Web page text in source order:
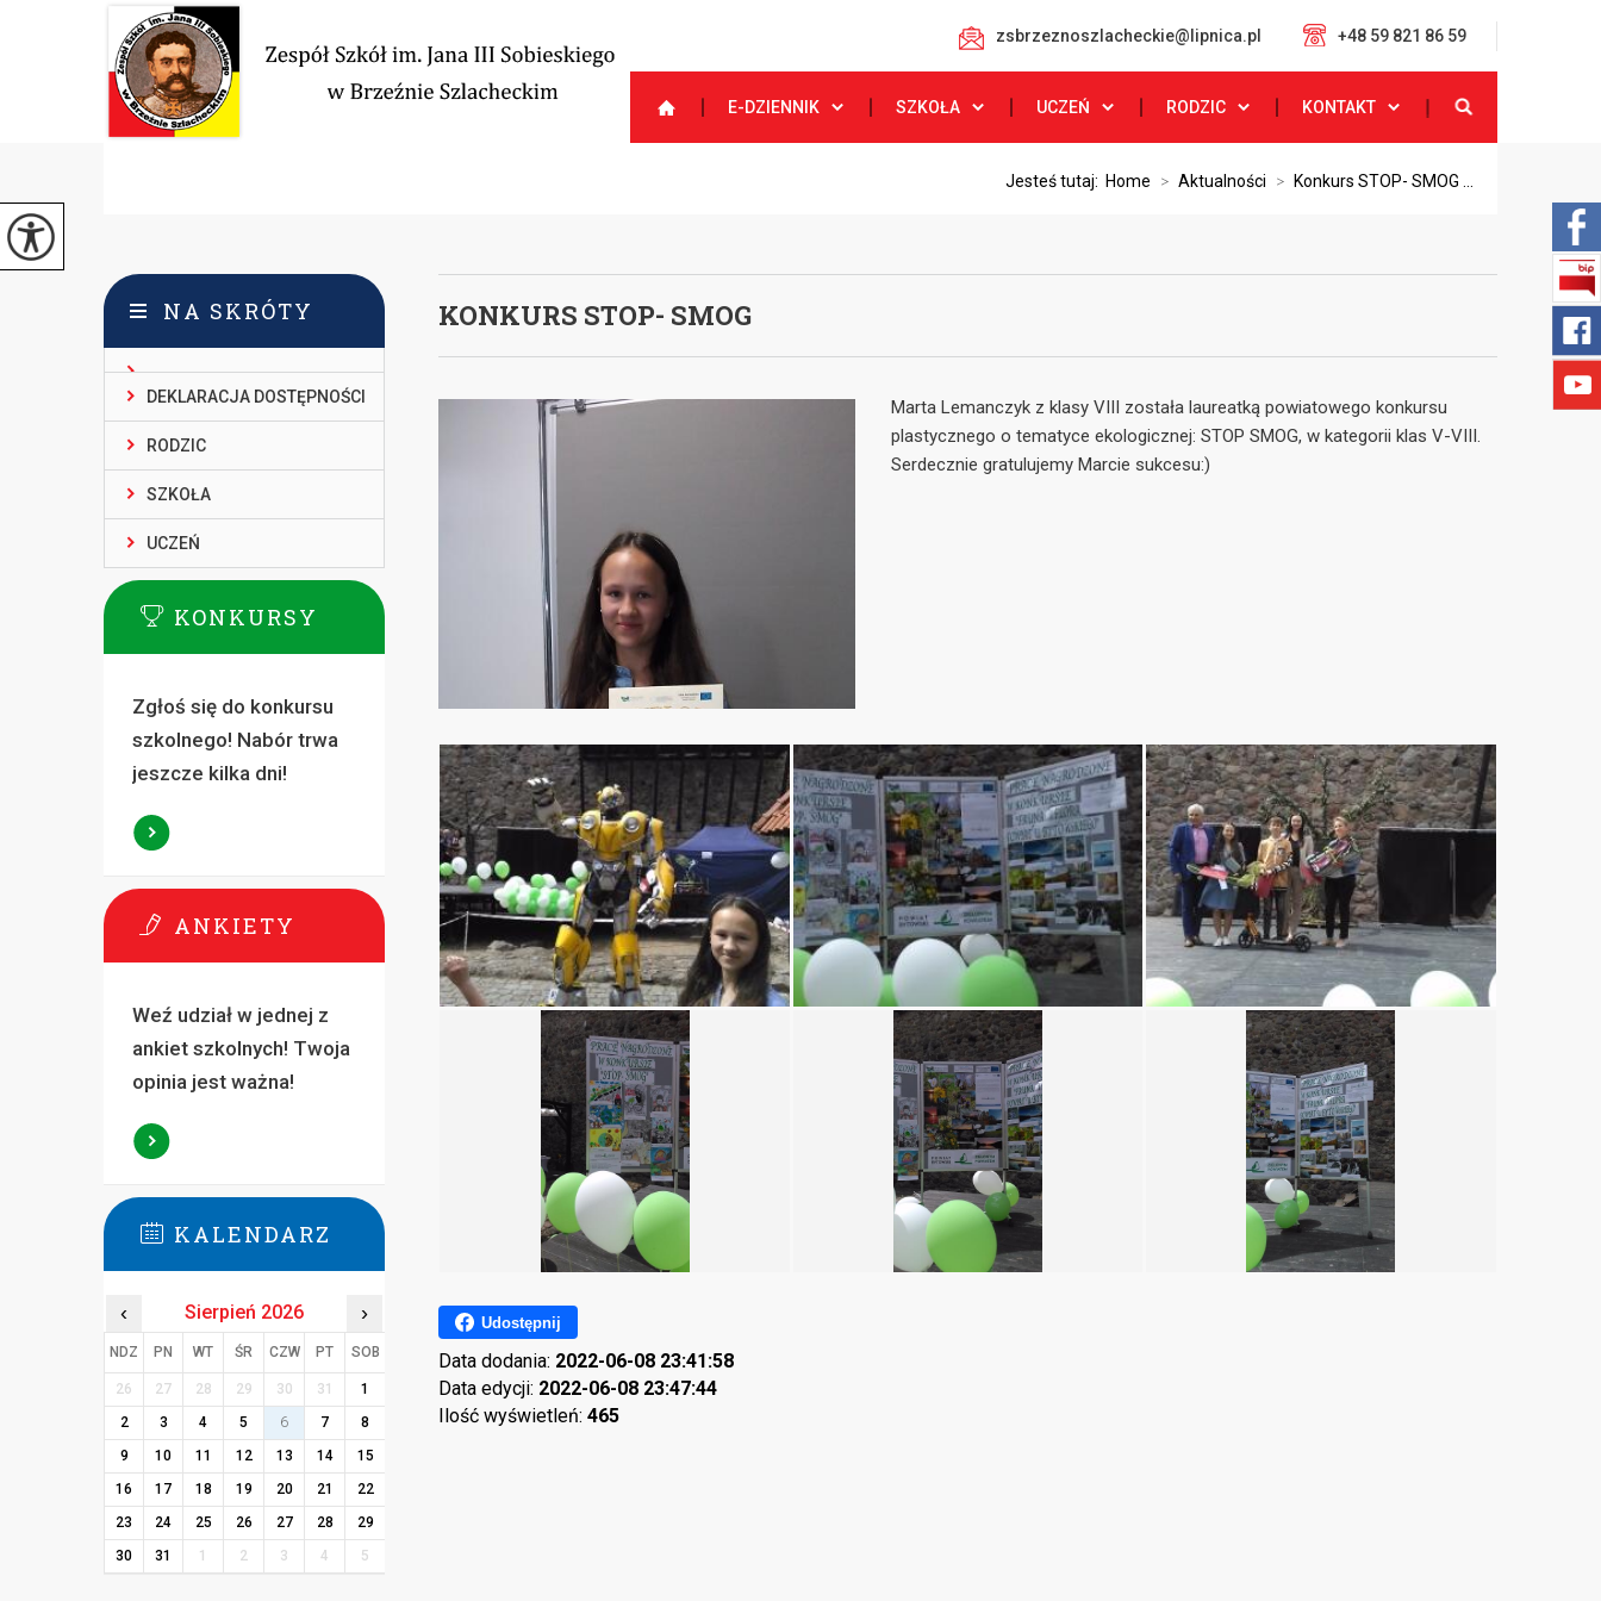
zsbrzeznoszlacheckie@lipnica.pl +48 59 821 86 59
E-DZIENNIK SZKOŁA UCZEŃ RODZIC KONTAKT
Jesteś tutaj: Home > Aktualności > Konkurs STOP- SMOG ...
KONKURS STOP- SMOG
Marta Lemanczyk z klasy VIII została laureatką powiatowego konkursu
plastycznego o tematyce ekologicznej: STOP SMOG, w kategorii klas V-VIII.
Serdecznie gratulujemy Marcie sukcesu:)
Udostępnij
Data dodania: 2022-06-08 23:41:58
Data edycji: 2022-06-08 23:47:44
Ilość wyświetleń: 465
NA SKRÓTY
DEKLARACJA DOSTĘPNOŚCI
RODZIC
SZKOŁA
UCZEŃ
KONKURSY
Zgłoś się do konkursu
szkolnego! Nabór trwa
jeszcze kilka dni!
ANKIETY
Weź udział w jednej z
ankiet szkolnych! Twoja
opinia jest ważna!
KALENDARZ
‹ Sierpień 2026 ›
NDZ PN WT ŚR CZW PT SOB
26 27 28 29 30 31
1
2
3 4 5 6 7
8
9
10 11 12 13 14
15
16
17 18 19 20 21
22
23
24 25 26 27 28
29
30
31 1 2 3 4 5